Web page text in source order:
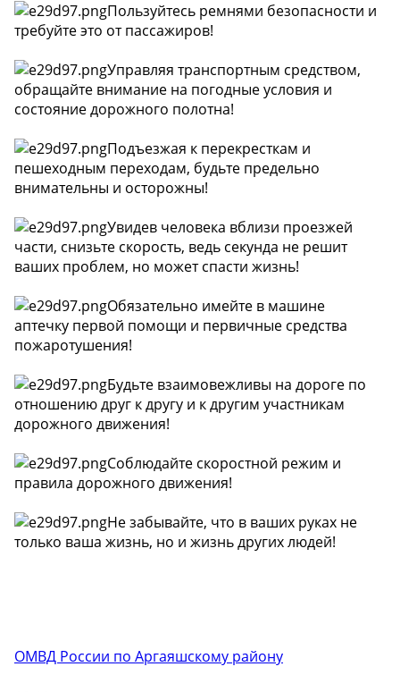
Пользуйтесь ремнями безопасности и
требуйте это от пассажиров!
Управляя транспортным средством,
обращайте внимание на погодные условия и
состояние дорожного полотна!
Подъезжая к перекресткам и
пешеходным переходам, будьте предельно
внимательны и осторожны!
Увидев человека вблизи проезжей
части, снизьте скорость, ведь секунда не решит
ваших проблем, но может спасти жизнь!
Обязательно имейте в машине
аптечку первой помощи и первичные средства
пожаротушения!
Будьте взаимовежливы на дороге по
отношению друг к другу и к другим участникам
дорожного движения!
Соблюдайте скоростной режим и
правила дорожного движения!
Не забывайте, что в ваших руках не
только ваша жизнь, но и жизнь других людей!
ОМВД России по Аргаяшскому району